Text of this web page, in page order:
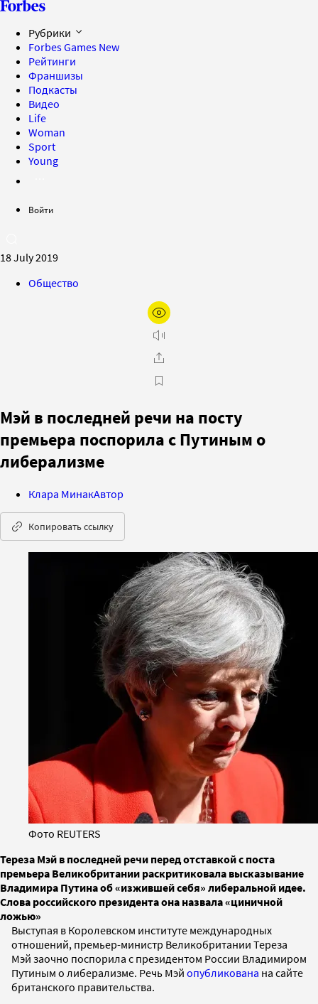
Рубрики
Forbes Games New
Рейтинги
Франшизы
Подкасты
Видео
Life
Woman
Sport
Young
Войти
18 July 2019
Общество
Мэй в последней речи на посту
премьера поспорила с Путиным о
либерализме
Клара МинакАвтор
Копировать ссылку
Фото REUTERS
Тереза Мэй в последней речи перед отставкой с поста
премьера Великобритании раскритиковала высказывание
Владимира Путина об «изжившей себя» либеральной идее.
Слова российского президента она назвала «циничной
ложью»
Выступая в Королевском институте международных
отношений, премьер-министр Великобритании Тереза
Мэй заочно поспорила с президентом России Владимиром
Путиным о либерализме. Речь Мэй опубликована на сайте
британского правительства.